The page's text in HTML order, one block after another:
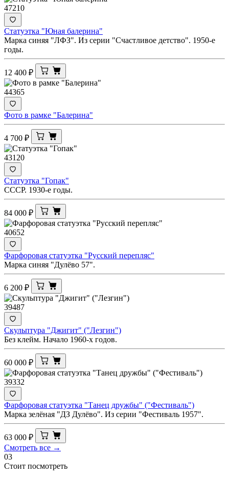
47210
Статуэтка "Юная балерина"
Марка синяя "ЛФЗ". Из серии "Счастливое детство". 1950-е
годы.
12 400 ₽
44365
Фото в рамке "Балерина"
4 700 ₽
43120
Статуэтка "Гопак"
СССР. 1930-е годы.
84 000 ₽
40652
Фарфоровая статуэтка "Русский перепляс"
Марка синяя "Дулёво 57".
6 200 ₽
39487
Скульптура "Джигит" ("Лезгин")
Без клейм. Начало 1960-х годов.
60 000 ₽
39332
Фарфоровая статуэтка "Танец дружбы" ("Фестиваль")
Марка зелёная "ДЗ Дулёво". Из серии "Фестиваль 1957".
63 000 ₽
Смотреть все →
03
Стоит посмотреть